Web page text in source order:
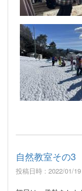
自然教室その3
投稿日時 : 2022/01/19